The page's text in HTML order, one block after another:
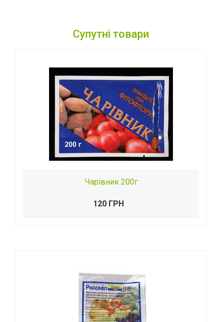
Супутні товари
Чарівник 200г
120 ГРН